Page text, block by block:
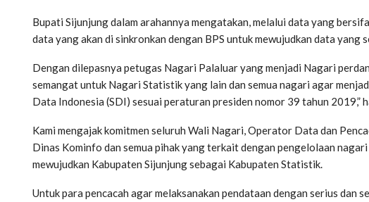
Bupati Sijunjung dalam arahannya mengatakan, melalui data yang
data yang akan di sinkronkan dengan BPS untuk mewujudkan data yang
Dengan dilepasnya petugas Nagari Palaluar yang menjadi Nagari
semangat untuk Nagari Statistik yang lain dan semua nagari agar
Data Indonesia (SDI) sesuai peraturan presiden nomor 39 tahun 2019,”
Kami mengajak komitmen seluruh Wali Nagari, Operator Data dan
Dinas Kominfo dan semua pihak yang terkait dengan pengelolaan
mewujudkan Kabupaten Sijunjung sebagai Kabupaten Statistik.
Untuk para pencacah agar melaksanakan pendataan dengan serius dan